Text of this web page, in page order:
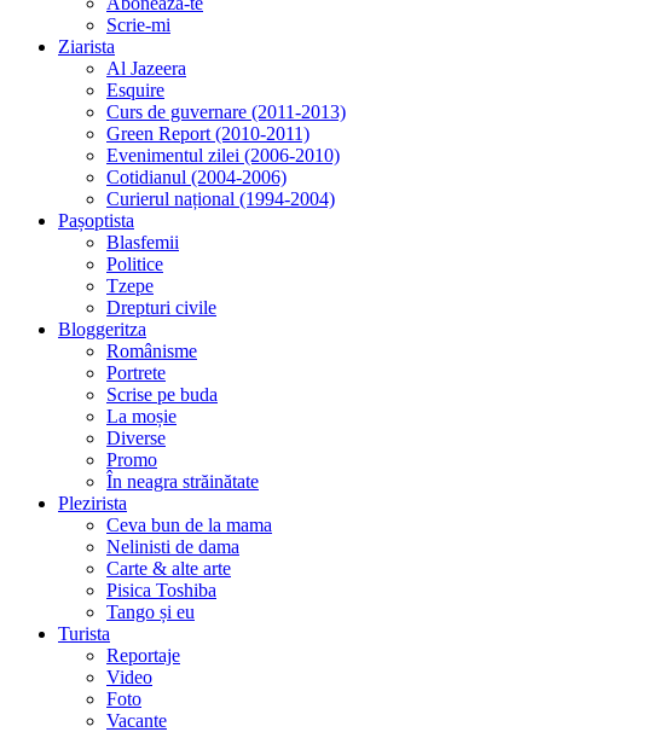
Scrie-mi
Ziarista
Al Jazeera
Esquire
Curs de guvernare (2011-2013)
Green Report (2010-2011)
Evenimentul zilei (2006-2010)
Cotidianul (2004-2006)
Curierul național (1994-2004)
Pașoptista
Blasfemii
Politice
Tzepe
Drepturi civile
Bloggeritza
Românisme
Portrete
Scrise pe buda
La moșie
Diverse
Promo
În neagra străinătate
Plezirista
Ceva bun de la mama
Nelinisti de dama
Carte & alte arte
Pisica Toshiba
Tango și eu
Turista
Reportaje
Video
Foto
Vacante